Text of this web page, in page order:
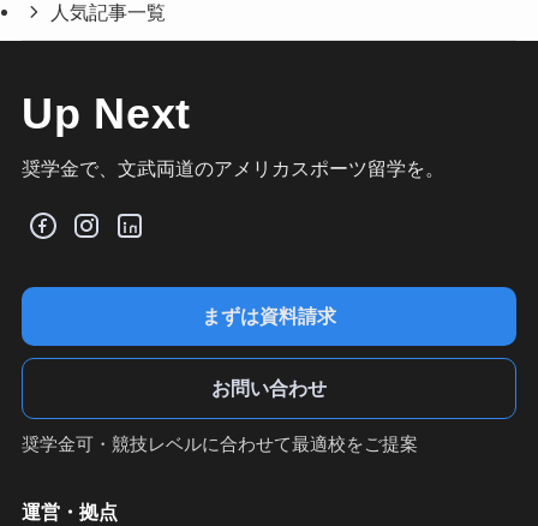
人気記事一覧
Up Next
奨学金で、文武両道のアメリカスポーツ留学を。
まずは資料請求
お問い合わせ
奨学金可・競技レベルに合わせて最適校をご提案
運営・拠点